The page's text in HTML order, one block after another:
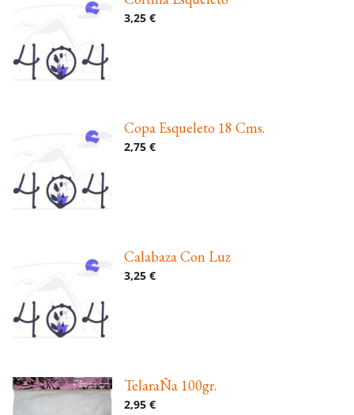
3,25 €
Copa Esqueleto 18 Cms.
2,75 €
Calabaza Con Luz
3,25 €
TelaraÑa 100gr.
2,95 €